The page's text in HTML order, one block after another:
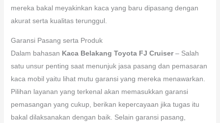
mereka bakal meyakinkan kaca yang baru dipasang dengan
akurat serta kualitas terunggul.
Garansi Pasang serta Produk
Dalam bahasan Kaca Belakang Toyota FJ Cruiser– Salah
satu unsur penting saat menunjuk jasa pasang dan pemasaran
kaca mobil yaitu lihat mutu garansi yang mereka menawarkan.
Pilihan layanan yang terkenal akan memasukkan garansi
pemasangan yang cukup, berikan kepercayaan jika tugas itu
bakal dilaksanakan dengan baik. Selain garansi pasang,